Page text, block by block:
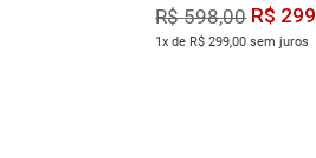
R$ 598,00 R$ 299
1x de R$ 299,00 sem juros